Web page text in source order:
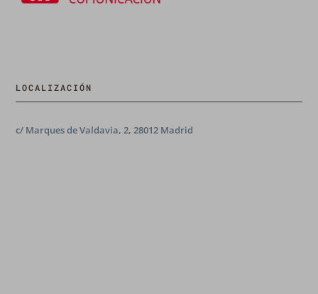
LOCALIZACIÓN
c/ Marques de Valdavia, 2, 28012 Madrid